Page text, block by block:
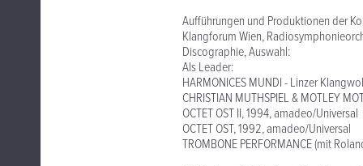
Aufführungen und Produktionen der
Klangforum Wien,
Discographie, Auswahl:
Als Leader:
HARMONICES MUNDI - Linzer
CHRISTIAN MUTHSPIEL & MOTLEY
OCTET OST II, 1994, amadeo/Universal
OCTET OST, 1992, amadeo/Universal
TROMBONE PERFORMANCE (mit